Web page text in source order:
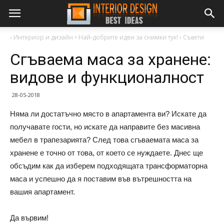
› Интериор и дизайн • Най-добрите идеи за снимки тук! › Съвети
Сгъваема маса за хранене:
видове и функционалност
28-05-2018
Няма ли достатъчно място в апартамента ви? Искате да
получавате гости, но искате да направите без масивна
мебел в трапезарията? След това сгъваемата маса за
хранене е точно от това, от което се нуждаете. Днес ще
обсъдим как да изберем подходящата трансформаторна
маса и успешно да я поставим във вътрешността на
вашия апартамент.
Да вървим!